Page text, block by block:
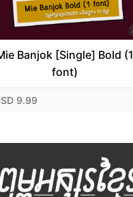
Banjok [Single] Bold (1
font)
9.99